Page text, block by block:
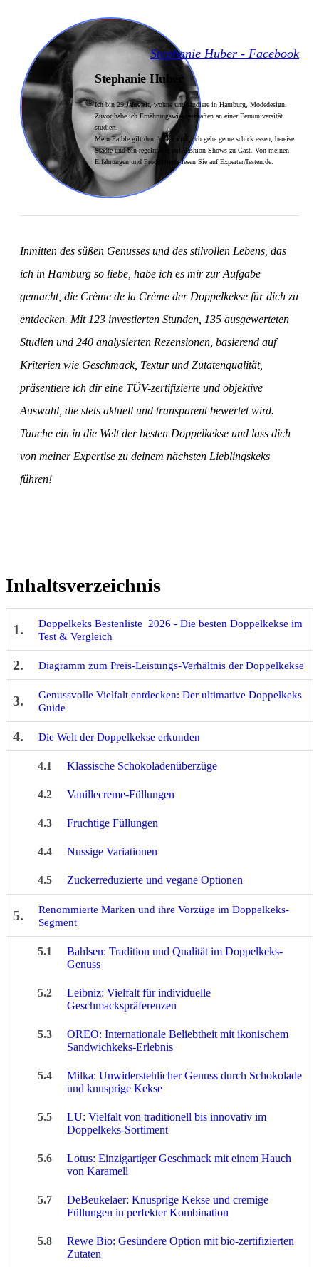
Stephanie Huber - Facebook
Stephanie Huber
Ich bin 29 Jahre alt, wohne und studiere in Hamburg, Modedesign.
Zuvor habe ich Ernährungswissenschaften an einer Fernuniversität
studiert.
Mein Faible gilt dem 'dolce vita', ich gehe gerne schick essen, bereise
Städte und bin regelmäßig auf Fashion Shows zu Gast. Von meinen
Erfahrungen und Produkttests lesen Sie auf ExpertenTesten.de.
Inmitten des süßen Genusses und des stilvollen Lebens, das
ich in Hamburg so liebe, habe ich es mir zur Aufgabe
gemacht, die Crème de la Crème der Doppelkekse für dich zu
entdecken. Mit 123 investierten Stunden, 135 ausgewerteten
Studien und 240 analysierten Rezensionen, basierend auf
Kriterien wie Geschmack, Textur und Zutatenqualität,
präsentiere ich dir eine TÜV-zertifizierte und objektive
Auswahl, die stets aktuell und transparent bewertet wird.
Tauche ein in die Welt der besten Doppelkekse und lass dich
von meiner Expertise zu deinem nächsten Lieblingskeks
führen!
Inhaltsverzeichnis
1.
Doppelkeks Bestenliste 2026 - Die besten Doppelkekse im
Test & Vergleich
2. Diagramm zum Preis-Leistungs-Verhältnis der Doppelkekse
3.
Genussvolle Vielfalt entdecken: Der ultimative Doppelkeks
Guide
4. Die Welt der Doppelkekse erkunden
4.1 Klassische Schokoladenüberzüge
4.2 Vanillecreme-Füllungen
4.3 Fruchtige Füllungen
4.4 Nussige Variationen
4.5 Zuckerreduzierte und vegane Optionen
5.
Renommierte Marken und ihre Vorzüge im Doppelkeks-
Segment
5.1
Bahlsen: Tradition und Qualität im Doppelkeks-
Genuss
5.2
Leibniz: Vielfalt für individuelle
Geschmackspräferenzen
5.3
OREO: Internationale Beliebtheit mit ikonischem
Sandwichkeks-Erlebnis
5.4
Milka: Unwiderstehlicher Genuss durch Schokolade
und knusprige Kekse
5.5
LU: Vielfalt von traditionell bis innovativ im
Doppelkeks-Sortiment
5.6
Lotus: Einzigartiger Geschmack mit einem Hauch
von Karamell
5.7
DeBeukelaer: Knusprige Kekse und cremige
Füllungen in perfekter Kombination
5.8
Rewe Bio: Gesündere Option mit bio-zertifizierten
Zutaten